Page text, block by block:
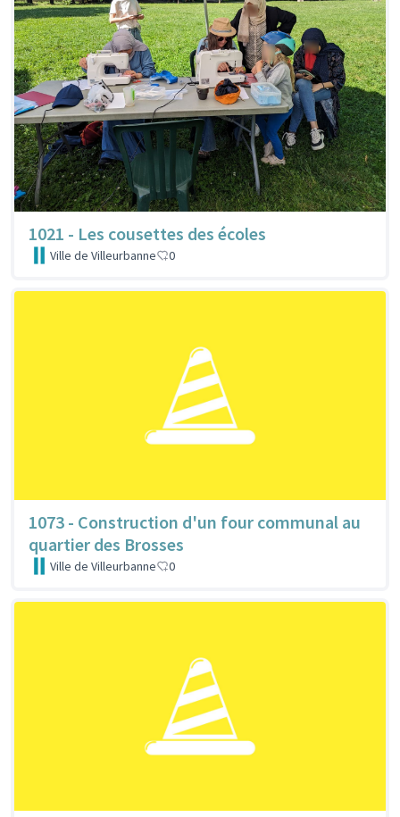
1021 - Les cousettes des écoles
Ville de Villeurbanne 0
1073 - Construction d'un four communal au
quartier des Brosses
Ville de Villeurbanne 0